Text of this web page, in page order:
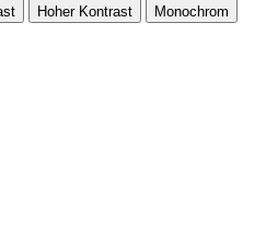
Hoher Kontrast Monochrom